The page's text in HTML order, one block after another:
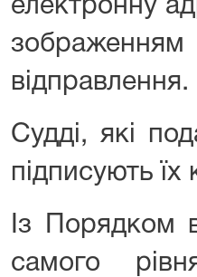
електронну
відправлення.
Судді, які
підписують
Із Порядком
самого